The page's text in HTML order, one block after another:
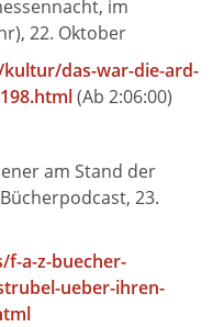
im
22. Oktober
das-war-die-ard-
(Ab 2:06:00)
am Stand der
23.
a-z-buecher-
ueber-ihren-